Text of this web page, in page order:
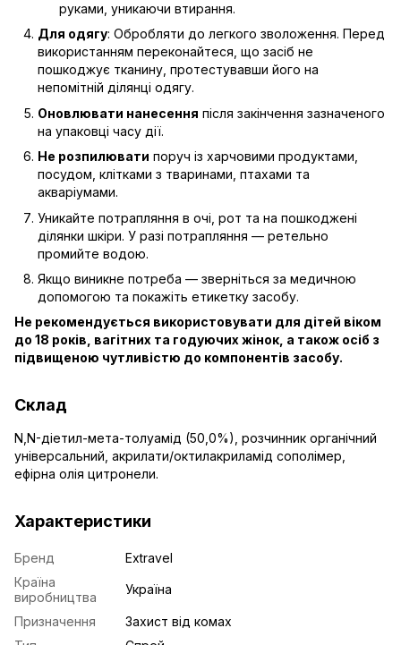
руками, уникаючи втирання.
Для одягу: Обробляти до легкого зволоження. Перед
використанням переконайтеся, що засіб не
пошкоджує тканину, протестувавши його на
непомітній ділянці одягу.
Оновлювати нанесення після закінчення зазначеного
на упаковці часу дії.
Не розпилювати поруч із харчовими продуктами,
посудом, клітками з тваринами, птахами та
акваріумами.
Уникайте потрапляння в очі, рот та на пошкоджені
ділянки шкіри. У разі потрапляння — ретельно
промийте водою.
Якщо виникне потреба — зверніться за медичною
допомогою та покажіть етикетку засобу.
Не рекомендується використовувати для дітей віком
до 18 років, вагітних та годуючих жінок, а також осіб з
підвищеною чутливістю до компонентів засобу.
Склад
N,N-діетил-мета-толуамід (50,0%), розчинник органічний
універсальний, акрилати/октилакриламід сополімер,
ефірна олія цитронели.
Характеристики
Бренд
Extravel
Країна
виробництва
Україна
Призначення
Захист від комах